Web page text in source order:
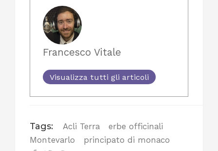
Francesco Vitale
Visualizza tutti gli articoli
Tags: Acli Terra
erbe officinali
Montevarlo
principato di monaco